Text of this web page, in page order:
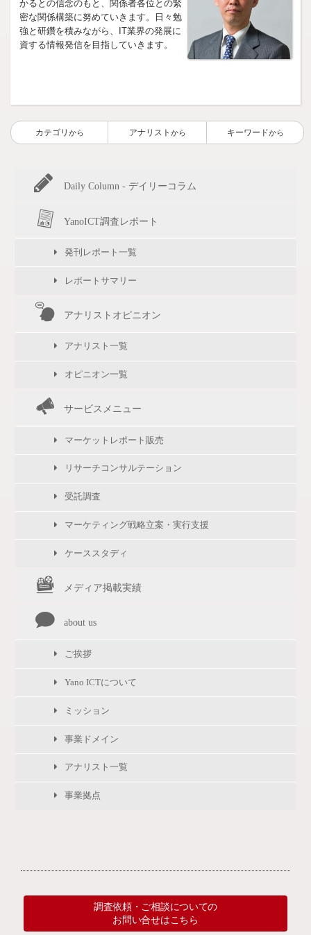
かるとの信念のもと、関係者各位との緊
密な関係構築に努めていきます。日々勉
強と研鑽を積みながら、IT業界の発展に
資する情報発信を目指していきます。
カテゴリ から アナリスト から キーワードから
Daily Column - デイリーコラム
YanoICT調査レポート
発刊レポート一覧
レポートサマリー
アナリストオピニオン
アナリスト一覧
オピニオン一覧
サービスメニュー
マーケットレポート販売
リサーチコンサルテーション
受託調査
マーケティング戦略立案・実行支援
ケーススタディ
メディア掲載実績
about us
ご挨拶
Yano ICTについて
ミッション
事業ドメイン
アナリスト一覧
事業拠点
調査依頼・ご相談についての
お問い合せはこちら